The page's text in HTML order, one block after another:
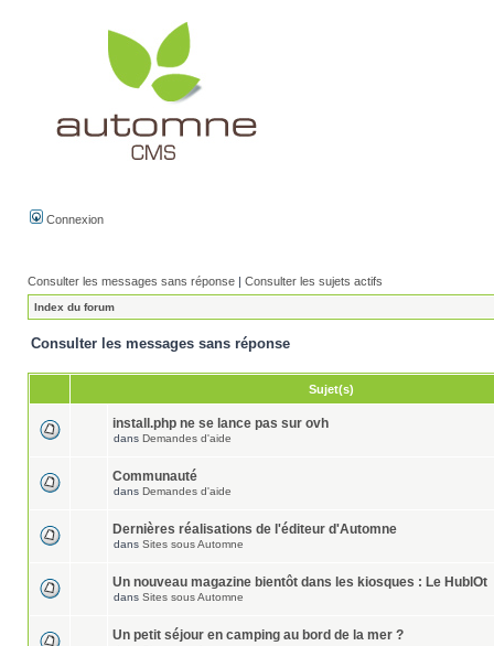
Connexion
Consulter les messages sans réponse | Consulter les sujets actifs
Index du forum
Consulter les messages sans réponse
Sujet(s)
install.php ne se lance pas sur ovh
dans Demandes d'aide
Communauté
dans Demandes d'aide
Dernières réalisations de l'éditeur d'Automne
dans Sites sous Automne
Un nouveau magazine bientôt dans les kiosques : Le HublOt
dans Sites sous Automne
Un petit séjour en camping au bord de la mer ?